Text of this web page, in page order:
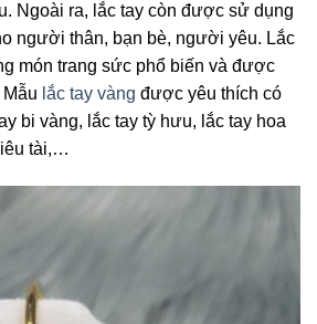
Ngoài ra, lắc tay còn được sử dụng
người thân, bạn bè, người yêu. Lắc
món trang sức phổ biến và được
lắc tay vàng được yêu thích có
bi vàng, lắc tay tỳ hưu, lắc tay hoa
tài,…